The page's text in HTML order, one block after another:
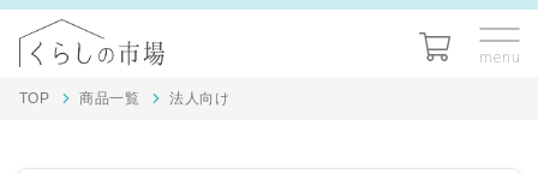
TOP 商品一覧 法人向け